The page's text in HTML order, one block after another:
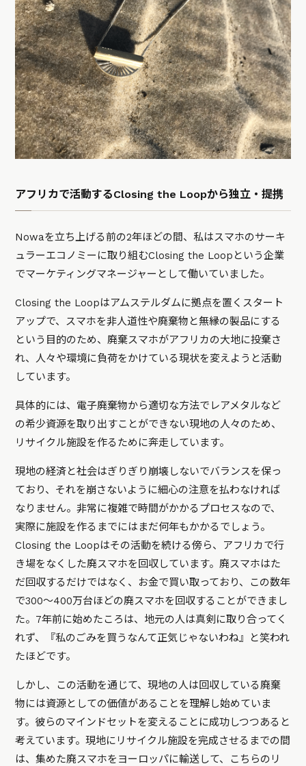
アフリカで活動するClosing the Loopから独立・提携
Nowaを立ち上げる前の2年ほどの間、私はスマホのサーキ
ュラーエコノミーに取り組むClosing the Loopという企業
でマーケティングマネージャーとして働いていました。
Closing the Loopはアムステルダムに拠点を置くスタート
アップで、スマホを非人道性や廃棄物と無縁の製品にする
という目的のため、廃棄スマホがアフリカの大地に投棄さ
れ、人々や環境に負荷をかけている現状を変えようと活動
しています。
具体的には、電子廃棄物から適切な方法でレアメタルなど
の希少資源を取り出すことができない現地の人々のため、
リサイクル施設を作るために奔走しています。
現地の経済と社会はぎりぎり崩壊しないでバランスを保っ
ており、それを崩さないように細心の注意を払わなければ
なりません。非常に複雑で時間がかかるプロセスなので、
実際に施設を作るまでにはまだ何年もかかるでしょう。
Closing the Loopはその活動を続ける傍ら、アフリカで行
き場をなくした廃スマホを回収しています。廃スマホはた
だ回収するだけではなく、お金で買い取っており、この数年
で300〜400万台ほどの廃スマホを回収することができまし
た。7年前に始めたころは、地元の人は真剣に取り合ってく
れず、『私のごみを買うなんて正気じゃないわね』と笑われ
たほどです。
しかし、この活動を通じて、現地の人は回収している廃棄
物には資源としての価値があることを理解し始めていま
す。彼らのマインドセットを変えることに成功しつつあると
考えています。現地にリサイクル施設を完成させるまでの間
は、集めた廃スマホをヨーロッパに輸送して、こちらのリ